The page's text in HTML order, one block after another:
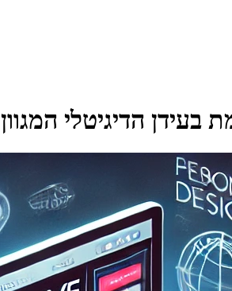
הדיגיטלי המגוון